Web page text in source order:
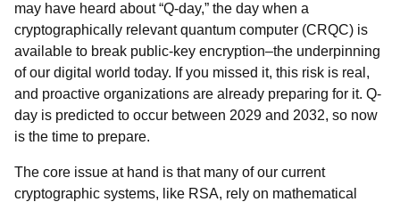
may have heard about “Q-day,” the day when a
cryptographically relevant quantum computer (CRQC) is
available to break public-key encryption–the underpinning
of our digital world today. If you missed it, this risk is real,
and proactive organizations are already preparing for it. Q-
day is predicted to occur between 2029 and 2032, so now
is the time to prepare.
The core issue at hand is that many of our current
cryptographic systems, like RSA, rely on mathematical